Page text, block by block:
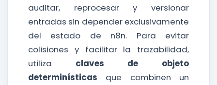
auditar, reprocesar y versionar
entradas sin depender exclusivamente
del estado de n8n. Para evitar
colisiones y facilitar la trazabilidad,
utiliza claves de objeto
determinísticas que combinen un